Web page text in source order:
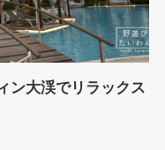
ン大渓でリラックス